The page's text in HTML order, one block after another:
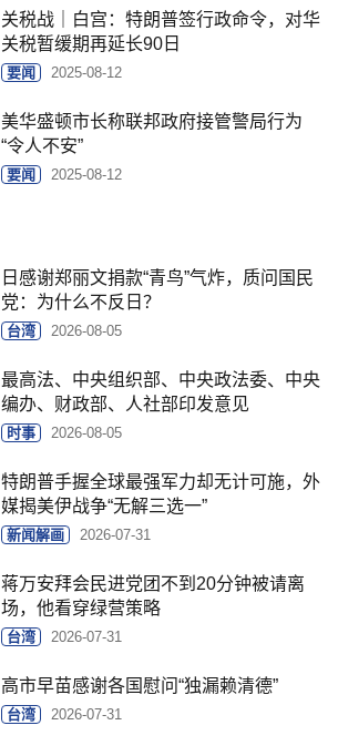
关税战｜白宫：特朗普签行政命令，对华
关税暂缓期再延长90日
要闻 2025-08-12
美华盛顿市长称联邦政府接管警局行为
“令人不安”
要闻 2025-08-12
日感谢郑丽文捐款“青鸟”气炸，质问国民
党：为什么不反日？
台湾 2026-08-05
最高法、中央组织部、中央政法委、中央
编办、财政部、人社部印发意见
时事 2026-08-05
特朗普手握全球最强军力却无计可施，外
媒揭美伊战争“无解三选一”
新闻解画 2026-07-31
蒋万安拜会民进党团不到20分钟被请离
场，他看穿绿营策略
台湾 2026-07-31
高市早苗感谢各国慰问“独漏赖清德”
台湾 2026-07-31